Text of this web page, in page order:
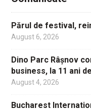
Părul de festival,
August 6, 2026
Dino Parc Râșnov
business, la 11 ani
August 4, 2026
Bucharest